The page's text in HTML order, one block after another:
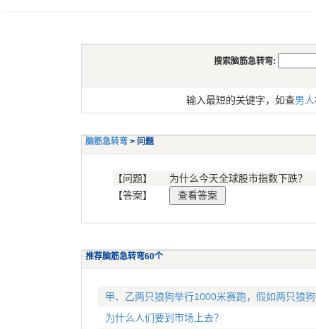
搜索脑筋急转弯:
输入最短的关键字，如查男人
脑筋急转弯 > 问题
【问题】
为什么今天全球股市指数下跌？
【答案】
推荐脑筋急转弯60个
甲、乙两只狼狗举行1000米赛跑，假如两只狼
为什么人们要到市场上去？